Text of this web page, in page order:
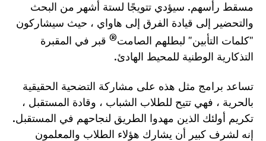
مسقط رأسهم. سيؤدي تتويجًا لستة أشهر من البحث
والتحضير إلى قيادة الفرق إلى هاواي ، حيث سيشاركون
"كلمات التأبين" لبطلهم الصامت® قبر في المقبرة
التذكارية الوطنية للمحيط الهادئ.
تساعد برامج مثل هذه على مشاركة التضحية الحقيقية
بالحرية ، فهي تتيح للطلاب الشباب ، وقادة المستقبل ،
تكريم أولئك الذين مهدوا الطريق لنجاحهم في المستقبل.
إنه لشرف كبير أن يشارك هؤلاء الطلاب والمعلمون